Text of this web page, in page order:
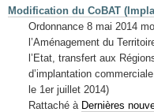
Modification du CoBAT
Ordonnance 8 mai 2014
l’Aménagement du
l’Etat, transfert aux
d’implantation
le 1er juillet 2014)
Rattaché à Dernières